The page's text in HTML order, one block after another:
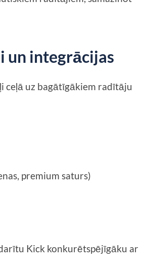
un integrācijas
ceļā uz bagātīgākiem radītāju
premium saturs)
Kick konkurētspējīgāku ar